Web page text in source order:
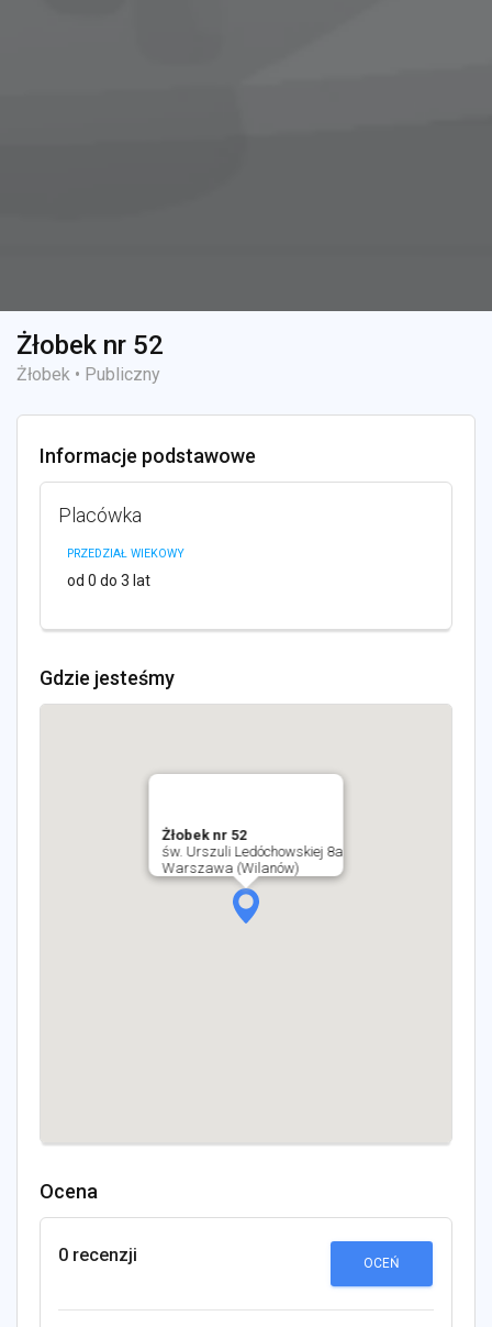
Żłobek nr 52
Żłobek • Publiczny
Informacje podstawowe
Placówka
PRZEDZIAŁ WIEKOWY
od 0 do 3 lat
Gdzie jesteśmy
Żłobek nr 52
św. Urszuli Ledóchowskiej 8a
Warszawa (Wilanów)
Ocena
0 recenzji OCEŃ